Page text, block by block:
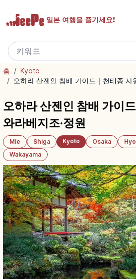
일본 여행을 즐기세요!
홈 / Kyoto
/ 오하라 산젠인 참배 가이드｜천태종 사
오하라 산젠인 참배 가이
와라베지조·정원
Mie Shiga Kyoto Osaka
Wakayama